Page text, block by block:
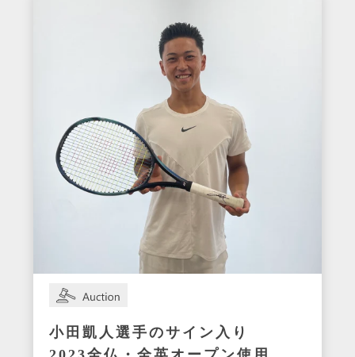
小田凱人選手のサイン入り